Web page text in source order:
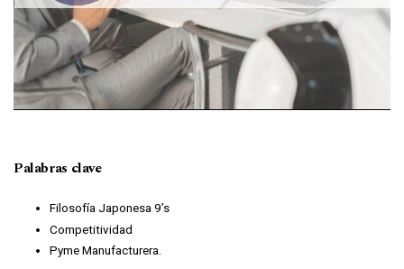
Palabras clave
Filosofía Japonesa 9’s
Competitividad
Pyme Manufacturera.